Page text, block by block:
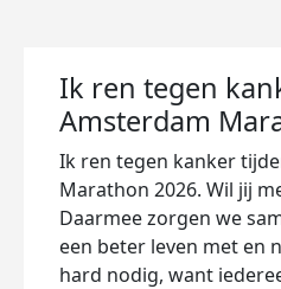
Ik ren tegen
Amsterdam
Ik ren tegen kanker
Marathon 2026. Wil jij
Daarmee zorgen we
een beter leven met en
hard nodig, want